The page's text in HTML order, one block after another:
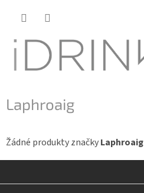
Laphroaig
Žádné produkty značkyLaphroaig